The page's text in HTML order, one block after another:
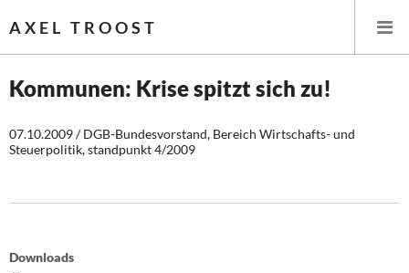
AXEL TROOST
Wirtschaftspolitik
Kommunen: Krise spitzt sich zu!
07.10.2009 / DGB-Bundesvorstand, Bereich Wirtschafts- und
Steuerpolitik, standpunkt 4/2009
Downloads